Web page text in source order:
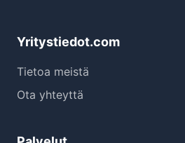
Yritystiedot.com
Tietoa meistä
Ota yhteyttä